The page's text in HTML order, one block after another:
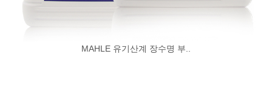
MAHLE 유기산계 장수명 부..